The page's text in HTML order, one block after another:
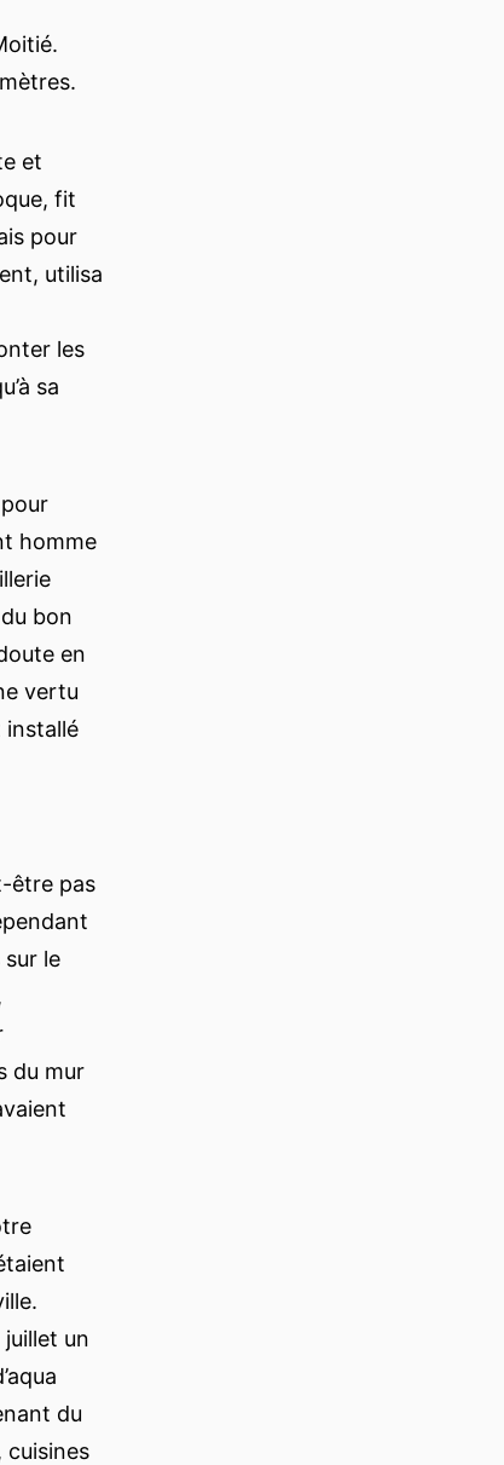
et
fit
pour
utilisa
les
sa
homme
bon
en
vertu
installé
être pas
le
du mur
un
du
cuisines